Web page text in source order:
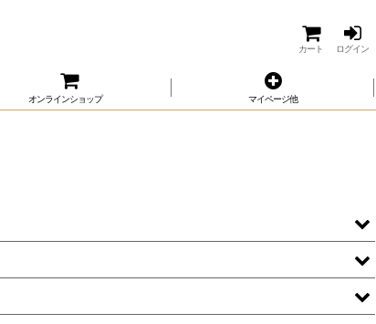
カート ログイン
オンラインショップ マイページ他